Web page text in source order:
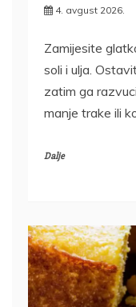
4. avgust 2026.
Zamijesite
soli i ulja.
zatim ga
manje trake ili
Dalje